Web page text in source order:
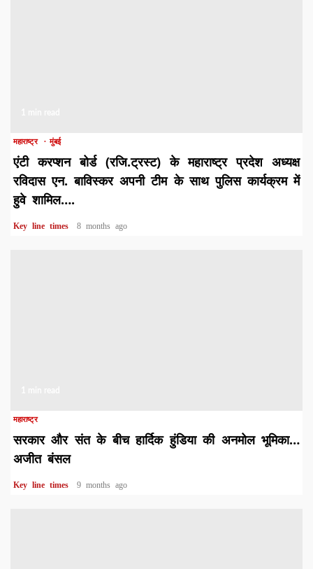
महाराष्ट्र मुंबई
एंटी करप्शन बोर्ड (रजि.ट्रस्ट) के महाराष्ट्र प्रदेश अध्यक्ष
रविदास एन. बाविस्कर अपनी टीम के साथ पुलिस कार्यक्रम में
हुवे शामिल….
Key line times 8 months ago
महाराष्ट्र
सरकार और संत के बीच हार्दिक हुंडिया की अनमोल भूमिका…
अजीत बंसल
Key line times 9 months ago